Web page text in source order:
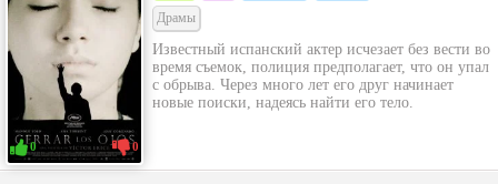
0 0
Драмы
Известный испанский актер исчезает без вести во
время съемок, полиция предполагает, что он упал
с обрыва. Через много лет его друг начинает
новые поиски, надеясь найти его тело.